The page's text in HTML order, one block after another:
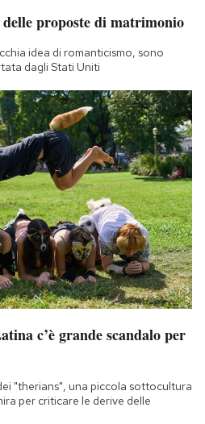
proposte di matrimonio
idea di romanticismo, sono
dagli Stati Uniti
c’è grande scandalo per
"therians", una piccola sottocultura
per criticare le derive delle